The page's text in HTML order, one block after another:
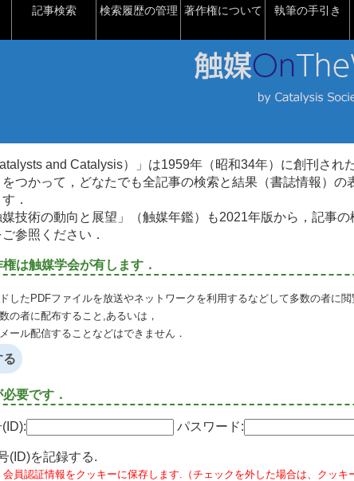
記事検索 検索履歴の管理 著作権について 執筆の手引き
and Catalysis）」は1959年（昭和34年）に創刊され
をつかって，どなたでも全記事の検索と結果（書誌情報）
．
媒技術の動向と展望」（触媒年鑑）も2021年版から，記事
ご参照ください．
は触媒学会が有します．
したPDFファイルを放送やネットワークを利用するなどして多数の者に
の者に配布すること,あるいは，
ール配信することなどはできません．
る
要です．
パスワード:
(ID)を記録する.
会員認証情報をクッキーに保存します.（チェックを外した場合は、クッキ